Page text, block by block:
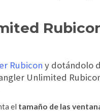
Rubicon y dotándolo
Unlimited
el tamaño de las